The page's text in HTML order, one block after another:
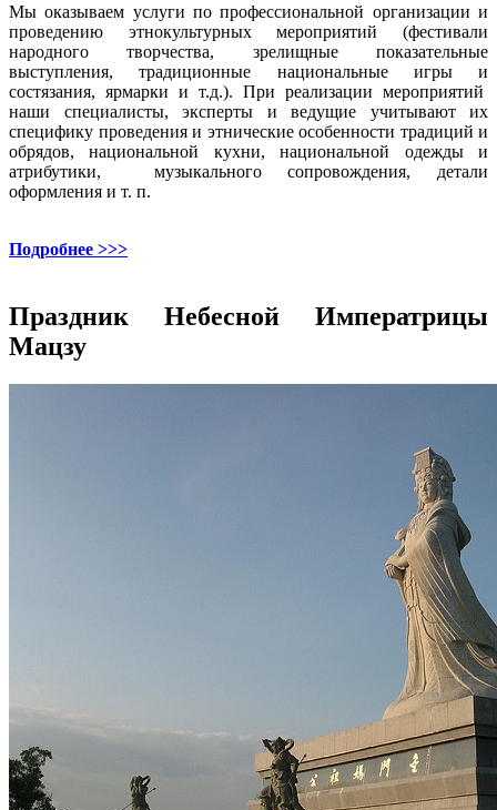
Мы оказываем услуги по профессиональной организации и
проведению этнокультурных мероприятий (фестивали
народного творчества, зрелищные показательные
выступления, традиционные национальные игры и
состязания, ярмарки и т.д.). При реализации мероприятий
наши специалисты, эксперты и ведущие учитывают их
специфику проведения и этнические особенности традиций и
обрядов, национальной кухни, национальной одежды и
атрибутики, музыкального сопровождения, детали
оформления и т. п.
Подробнее >>>
Праздник Небесной Императрицы
Мацзу